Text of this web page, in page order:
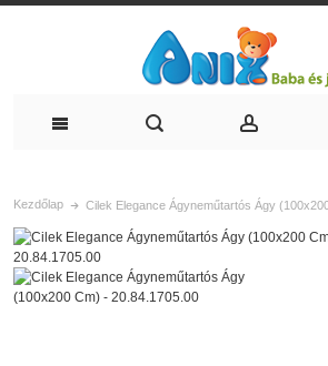
Kezdőlap Cilek Elegance Ágyneműtartós Ágy